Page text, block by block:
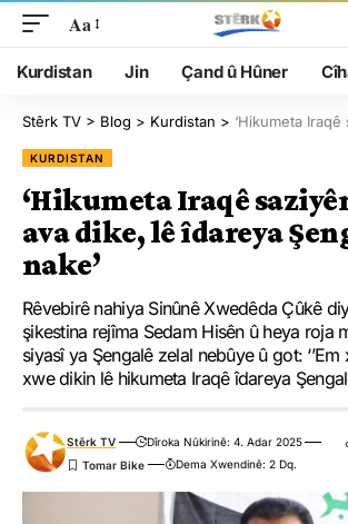
Aa
Kurdistan Jin Çand û Hûner
Stêrk TV > Blog > Kurdistan > ‘Hikumeta Iraqê saziyên leşkerî
KURDISTAN
‘Hikumeta Iraqê
ava dike, lê îdareya
nake’
Rêvebirê nahiya Sinûnê Xwedêda Çûkê
şikestina rejîma Sedam Hisên û heya roja
siyasî ya Şengalê zelal nebûye û got:
xwe dikin lê hikumeta Iraqê îdareya
Stêrk TV
Dîroka Nûkirinê: 4. Adar 2025
Dema Xwendinê: 2 Dq.